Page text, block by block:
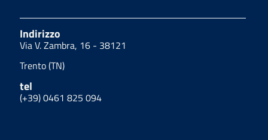
Indirizzo
Via V. Zambra, 16 - 38121
Trento (TN)
tel
(+39) 0461 825 094